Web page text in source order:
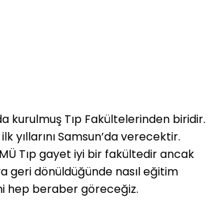
kurulmuş Tıp Fakültelerinden biridir.
yıllarını Samsun’da verecektir.
Tıp gayet iyi bir fakültedir ancak
geri dönüldüğünde nasıl eğitim
hep beraber göreceğiz.